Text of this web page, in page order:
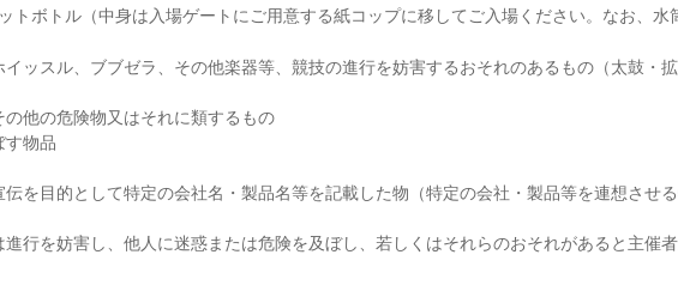
トボトル（中身は入場ゲートにご用意する紙コップに移してご入場ください。なお、水
ッスル、ブブゼラ、その他楽器等、競技の進行を妨害するおそれのあるもの（太鼓・
他の危険物又はそれに類するもの
す物品
を目的として特定の会社名・製品名等を記載した物（特定の会社・製品等を連想させ
行を妨害し、他人に迷惑または危険を及ぼし、若しくはそれらのおそれがあると主催